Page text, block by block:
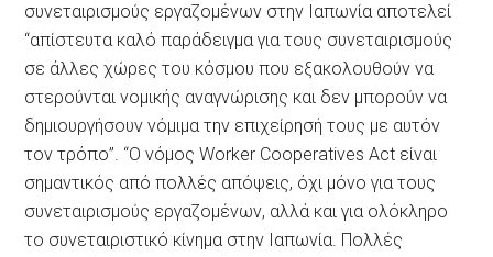
συνεταιρισμούς εργαζομένων στην Ιαπωνία αποτελεί
“απίστευτα καλό παράδειγμα για τους συνεταιρισμούς
σε άλλες χώρες του κόσμου που εξακολουθούν να
στερούνται νομικής αναγνώρισης και δεν μπορούν να
δημιουργήσουν νόμιμα την επιχείρησή τους με αυτόν
τον τρόπο”. “Ο νόμος Worker Cooperatives Act είναι
σημαντικός από πολλές απόψεις, όχι μόνο για τους
συνεταιρισμούς εργαζομένων, αλλά και για ολόκληρο
το συνεταιριστικό κίνημα στην Ιαπωνία. Πολλές